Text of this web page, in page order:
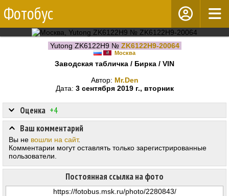
Фотобус
Yutong ZK6122H9 № ZK6122H9-20064
Москва
Заводская табличка / Бирка / VIN
Автор: Mr.Den
Дата: 3 сентября 2019 г., вторник
Оценка +4
Постоянная ссылка на фото
Ваш комментарий
Вы не вошли на сайт.
Комментарии могут оставлять только зарегистрированные
пользователи.